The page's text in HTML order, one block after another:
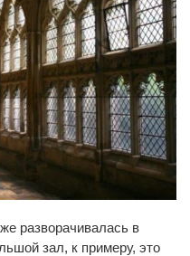
разворачивалась в
зал, к примеру, это